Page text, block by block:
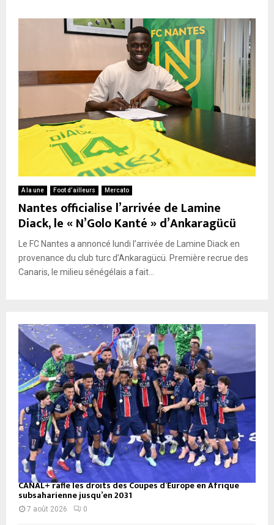
A la une Foot d’ailleurs Mercato
Nantes officialise l’arrivée de Lamine
Diack, le « N’Golo Kanté » d’Ankaragücü
Le FC Nantes a annoncé lundi l’arrivée de Lamine Diack en
provenance du club turc d’Ankaragücü. Première recrue des
Canaris, le milieu sénégélais a fait...
CANAL+ rafle les droits des Coupes d’Europe en Afrique
subsaharienne jusqu’en 2031
7 août 2026 0